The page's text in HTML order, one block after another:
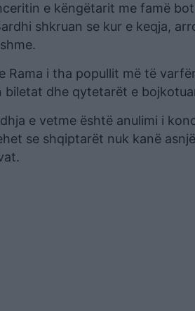
e këngëtarit me famë
shkruan se kur e keqja,
Rama i tha popullit më të
biletat dhe qytetarët e
e vetme është anulimi i
se shqiptarët nuk kanë